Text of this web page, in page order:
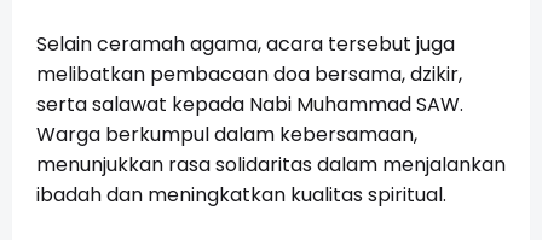
Selain ceramah agama, acara tersebut juga
melibatkan pembacaan doa bersama, dzikir,
serta salawat kepada Nabi Muhammad SAW.
Warga berkumpul dalam kebersamaan,
menunjukkan rasa solidaritas dalam menjalankan
ibadah dan meningkatkan kualitas spiritual.